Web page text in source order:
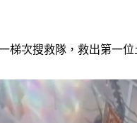
梯次搜救隊，救出第一位